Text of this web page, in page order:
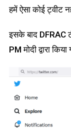
हमें ऐसा कोई ट्वीट
इसके बाद DFRAC
PM मोदी द्वारा